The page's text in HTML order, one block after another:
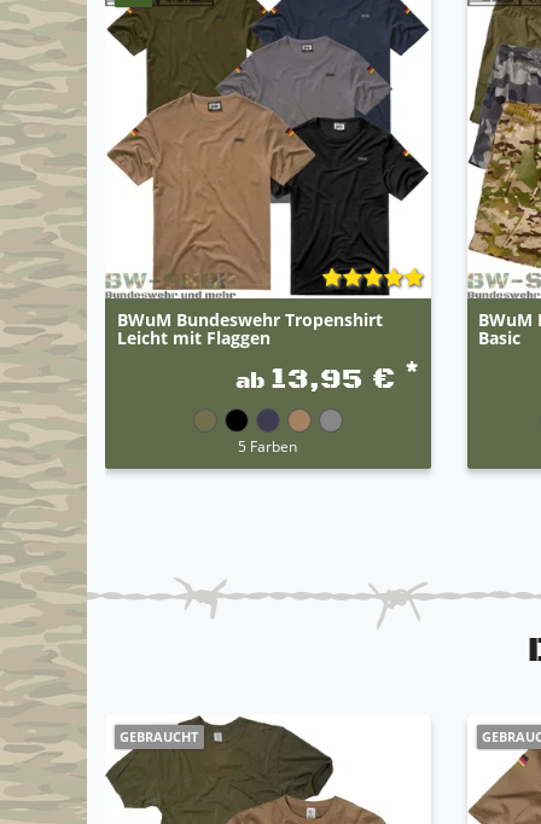
BWuM Bundeswehr Tropenshirt
Leicht mit Flaggen
ab 13,95 € *
5 Farben
BWuM
Basic
GEBRAUCHT